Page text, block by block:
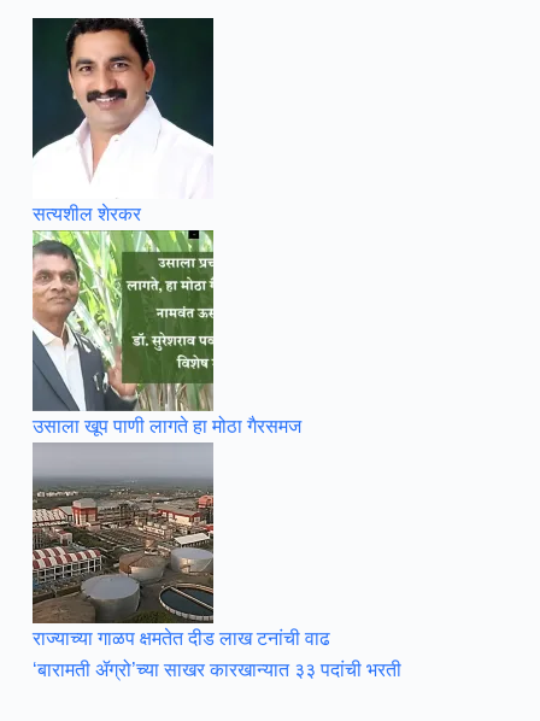
सत्यशील शेरकर
उसाला खूप पाणी लागते हा मोठा गैरसमज
राज्याच्या गाळप क्षमतेत दीड लाख टनांची वाढ
‘बारामती ॲग्रो’च्या साखर कारखान्यात ३३ पदांची भरती